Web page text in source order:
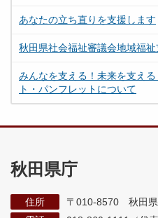
あなたの立ち直りを支援します
秋田県社会福祉審議会地域福
みんなを支える！未来を支え
ト・パンフレットについて
秋田県庁
住所
〒010-8570 秋田県